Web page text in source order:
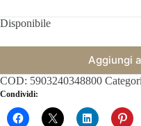
Disponibile
Aggiungi
COD: 5903240348800
Condividi: